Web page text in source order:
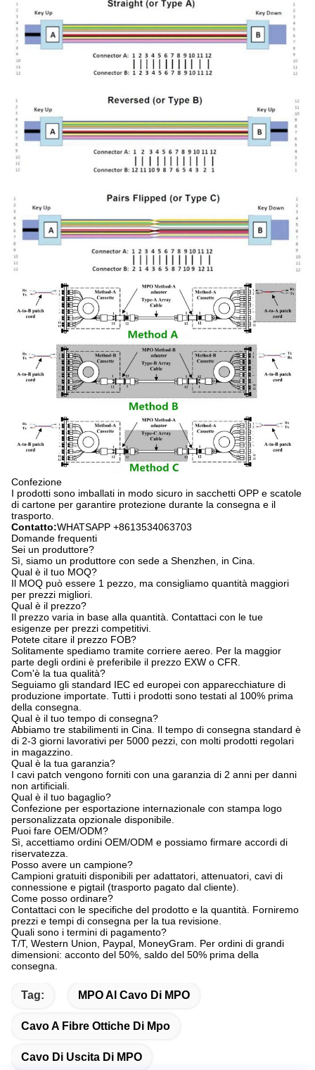
Confezione
I prodotti sono imballati in modo sicuro in sacchetti OPP e scatole
di cartone per garantire protezione durante la consegna e il
trasporto.
Contatto:WHATSAPP +8613534063703
Domande frequenti
Sei un produttore?
Sì, siamo un produttore con sede a Shenzhen, in Cina.
Qual è il tuo MOQ?
Il MOQ può essere 1 pezzo, ma consigliamo quantità maggiori
per prezzi migliori.
Qual è il prezzo?
Il prezzo varia in base alla quantità. Contattaci con le tue
esigenze per prezzi competitivi.
Potete citare il prezzo FOB?
Solitamente spediamo tramite corriere aereo. Per la maggior
parte degli ordini è preferibile il prezzo EXW o CFR.
Com'è la tua qualità?
Seguiamo gli standard IEC ed europei con apparecchiature di
produzione importate. Tutti i prodotti sono testati al 100% prima
della consegna.
Qual è il tuo tempo di consegna?
Abbiamo tre stabilimenti in Cina. Il tempo di consegna standard è
di 2-3 giorni lavorativi per 5000 pezzi, con molti prodotti regolari
in magazzino.
Qual è la tua garanzia?
I cavi patch vengono forniti con una garanzia di 2 anni per danni
non artificiali.
Qual è il tuo bagaglio?
Confezione per esportazione internazionale con stampa logo
personalizzata opzionale disponibile.
Puoi fare OEM/ODM?
Sì, accettiamo ordini OEM/ODM e possiamo firmare accordi di
riservatezza.
Posso avere un campione?
Campioni gratuiti disponibili per adattatori, attenuatori, cavi di
connessione e pigtail (trasporto pagato dal cliente).
Come posso ordinare?
Contattaci con le specifiche del prodotto e la quantità. Forniremo
prezzi e tempi di consegna per la tua revisione.
Quali sono i termini di pagamento?
T/T, Western Union, Paypal, MoneyGram. Per ordini di grandi
dimensioni: acconto del 50%, saldo del 50% prima della
consegna.
Tag: MPO Al Cavo Di MPO
Cavo A Fibre Ottiche Di Mpo
Cavo Di Uscita Di MPO